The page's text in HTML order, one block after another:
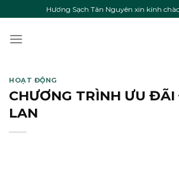
to
content
Hương Sạch Tân Nguyên xin kính
HOẠT ĐỘNG
CHƯƠNG TRÌNH ƯU
LAN